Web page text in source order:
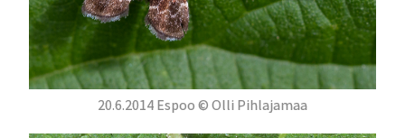
20.6.2014 Espoo © Olli Pihlajamaa